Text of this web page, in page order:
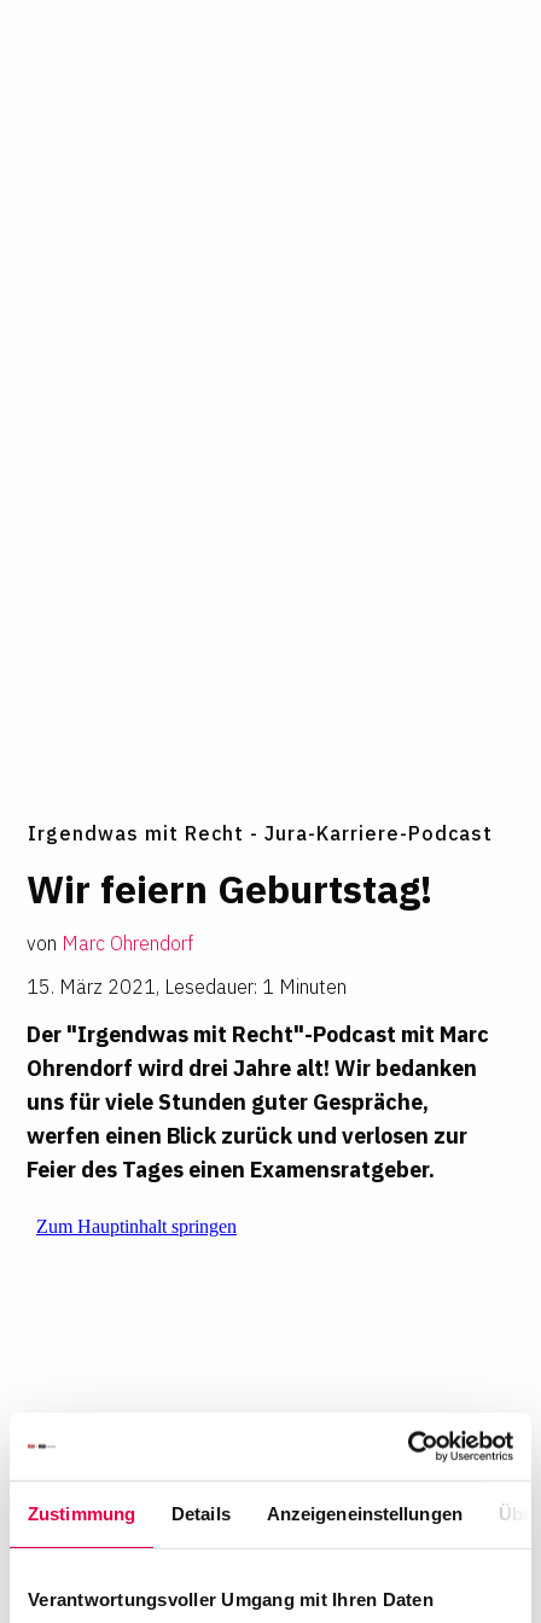
Zustimmung Details Anzeigeneinstellungen
Verantwortungsvoller Umgang mit Ihren Daten
Irgendwas mit Recht - Jura-Karriere-Podcast
Wir feiern Geburtstag!
von Marc Ohrendorf
15. März 2021 , Lesedauer: 1 Minuten
Der "Irgendwas mit Recht"-Podcast mit Marc
Ohrendorf wird drei Jahre alt! Wir bedanken
uns für viele Stunden guter Gespräche,
werfen einen Blick zurück und verlosen zur
Feier des Tages einen Examensratgeber.
In dieser Folge zum dreijährigen Jubiläum von
IMRbedanken wir uns ganz herzlich für Eure
begleitet uns vom Beginn an der Universität zu